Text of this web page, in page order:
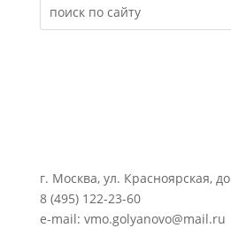
г. Москва, ул. Красноярская,
8 (495) 122-23-60
e-mail: vmo.golyanovo@mail.ru